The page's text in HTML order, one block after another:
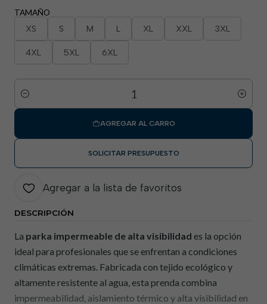
TAMAÑO
XS S M L XL XXL 3XL
4XL 5XL 6XL
Cantidad
AGREGAR AL CARRO
SOLICITAR PRESUPUESTO
Agregar a la lista de favoritos
DESCRIPCIÓN
La parka impermeable de alta visibilidad es la opción
ideal para profesionales que se enfrentan a condiciones
climáticas extremas. Fabricada con tejido ecológico y
altamente resistente al agua, esta prenda combina
impermeabilidad, aislamiento térmico y alta visibilidad en